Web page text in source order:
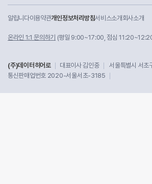
알립니다이용약관개인정보처리방침서비스소개 회사소개
온라인 1:1 문의하기 (평일 9:00~17:00, 점심
(주)데이터히어로 대표이사 김인중 서울특별시 서초
통신판매업번호 2020-서울서초-3185